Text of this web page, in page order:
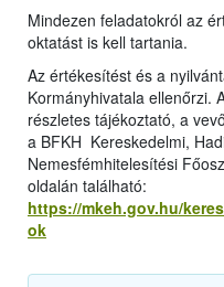
Mindezen feladatokról az
oktatást is kell tartania.
Az értékesítést és a
Kormányhivatala ellenőrzi.
részletes tájékoztató, a
a BFKH Kereskedelmi,
Nemesfémhitelesítési
oldalán található:
https://mkeh.gov.hu/
ok